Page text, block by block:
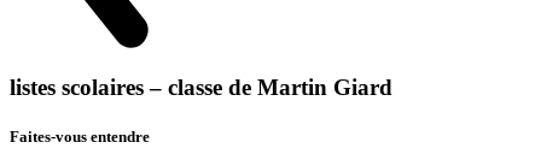
listes scolaires – classe de Martin Giard
Faites-vous entendre